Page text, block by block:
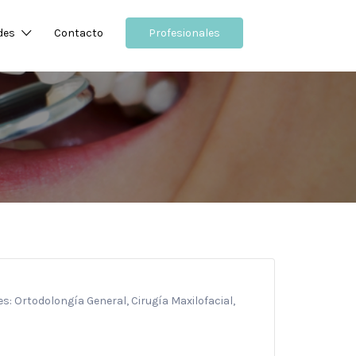
Contacto Profesionales
Ortodolongía General, Cirugía Maxilofacial,